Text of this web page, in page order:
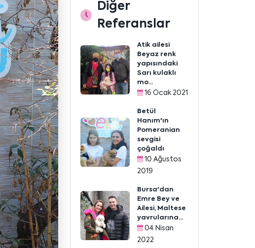
Diğer
Referanslar
Atik ailesi
Beyaz renk
yapısındaki
Sarı kulaklı
mo...
16 Ocak 2021
Betül
Hanım'ın
Pomeranian
sevgisi
çoğaldı
10 Ağustos
2019
Bursa'dan
Emre Bey ve
Ailesi, Maltese
yavrularına...
04 Nisan
2022